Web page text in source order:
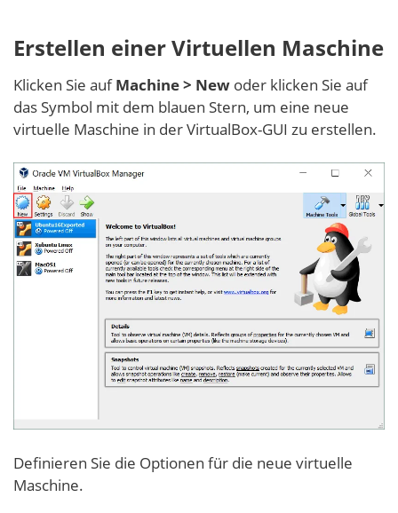
Erstellen einer Virtuellen Maschine
Klicken Sie aufMachine > New oder klicken Sie auf
das Symbol mit dem blauen Stern, um eine neue
virtuelle Maschine in der VirtualBox-GUI zu erstellen.
Definieren Sie die Optionen für die neue virtuelle
Maschine.